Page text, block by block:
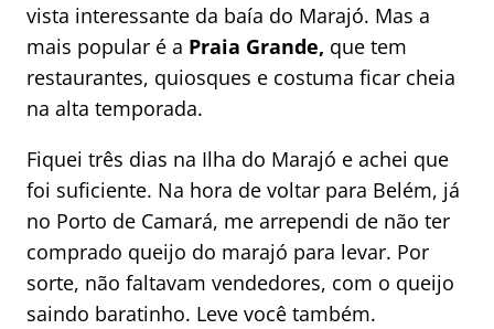
vista interessante da baía do Marajó. Mas a
mais popular é a Praia Grande, que tem
restaurantes, quiosques e costuma ficar cheia
na alta temporada.
Fiquei três dias na Ilha do Marajó e achei que
foi suficiente. Na hora de voltar para Belém, já
no Porto de Camará, me arrependi de não ter
comprado queijo do marajó para levar. Por
sorte, não faltavam vendedores, com o queijo
saindo baratinho. Leve você também.